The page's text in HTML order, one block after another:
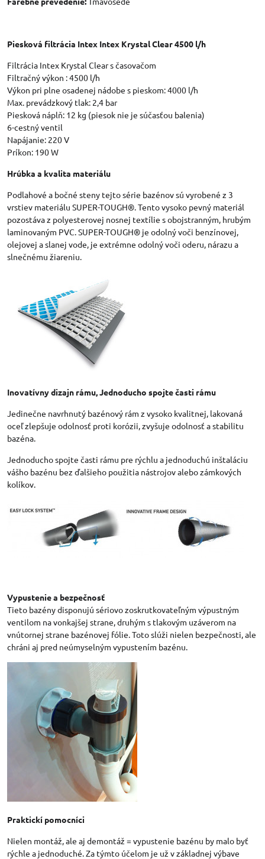
Piesková filtrácia Intex Intex Krystal Clear 4500 l/h
Filtrácia Intex Krystal Clear s časovačom
Filtračný výkon : 4500 l/h
Výkon pri plne osadenej nádobe s pieskom: 4000 l/h
Max. prevádzkový tlak: 2,4 bar
Piesková náplň: 12 kg (piesok nie je súčasťou balenia)
6-cestný ventil
Napájanie: 220 V
Príkon: 190 W
Hrúbka a kvalita materiálu
Podlahové a bočné steny tejto série bazénov sú vyrobené z 3
vrstiev materiálu SUPER-TOUGH®. Tento vysoko pevný materiál
pozostáva z polyesterovej nosnej textílie s obojstranným, hrubým
laminovaným PVC. SUPER-TOUGH® je odolný voči benzínovej,
olejovej a slanej vode, je extrémne odolný voči oderu, nárazu a
slnečnému žiareniu.
Inovatívny dizajn rámu, Jednoducho spojte časti rámu
Jedinečne navrhnutý bazénový rám z vysoko kvalitnej, lakovaná
oceľ zlepšuje odolnosť proti korózii, zvyšuje odolnosť a stabilitu
bazéna.
Jednoducho spojte časti rámu pre rýchlu a jednoduchú inštaláciu
vášho bazénu bez ďalšieho použitia nástrojov alebo zámkových
kolíkov.
Vypustenie a bezpečnosť
Tieto bazény disponujú sériovo zoskrutkovateľným výpustným
ventilom na vonkajšej strane, druhým s tlakovým uzáverom na
vnútornej strane bazénovej fólie. Toto slúži nielen bezpečnosti, ale
chráni aj pred neúmyselným vypustením bazénu.
Praktickí pomocníci
Nielen montáž, ale aj demontáž = vypustenie bazénu by malo byť
rýchle a jednoduché. Za týmto účelom je už v základnej výbave